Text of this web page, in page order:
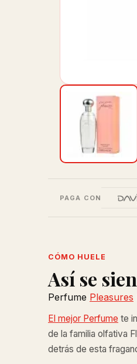
PAGA CON
CÓMO HUELE
Así se
Perfume Pleasures
El mejor Perfume te
de la familia olfativa
detrás de esta